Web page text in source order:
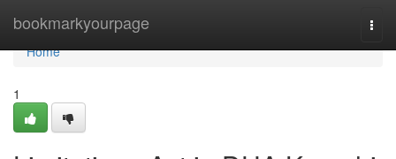
bookmarkyourpage
Home
Home
1